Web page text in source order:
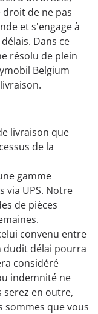
droit de ne pas
et s'engage à
Dans ce
résolu de plein
Belgium
livraison que
de la
gamme
via UPS. Notre
de pièces
convenu entre
dudit délai pourra
considéré
indemnité ne
serez en outre,
sommes que vous